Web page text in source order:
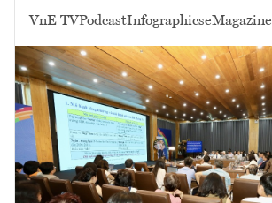
VnE TVPodcastInfographicseMagazine